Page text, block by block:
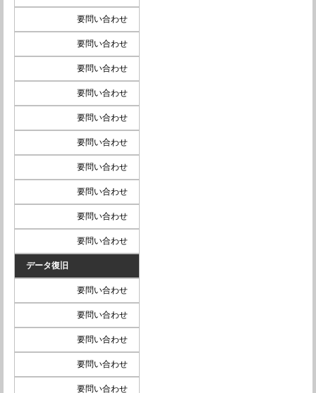
要問い合わせ
要問い合わせ
要問い合わせ
要問い合わせ
要問い合わせ
要問い合わせ
要問い合わせ
要問い合わせ
要問い合わせ
要問い合わせ
データ復旧
要問い合わせ
要問い合わせ
要問い合わせ
要問い合わせ
要問い合わせ